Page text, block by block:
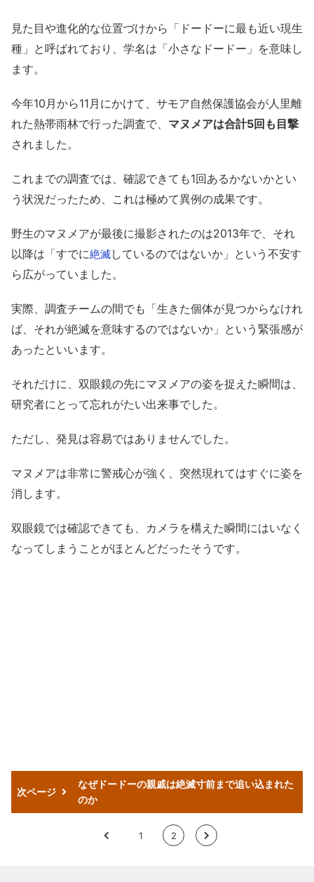
見た目や進化的な位置づけから「ドードーに最も近い現生
種」と呼ばれており、学名は「小さなドードー」を意味し
ます。
今年10月から11月にかけて、サモア自然保護協会が人里離
れた熱帯雨林で行った調査で、 マヌメアは合計5回も目撃
されました。
これまでの調査では、確認できても1回あるかないかとい
う状況だったため、これは極めて異例の成果です。
野生のマヌメアが最後に撮影されたのは2013年で、それ
以降は「すでに絶滅しているのではないか」という不安す
ら広がっていました。
実際、調査チームの間でも「生きた個体が見つからなけれ
ば、それが絶滅を意味するのではないか」という緊張感が
あったといいます。
それだけに、双眼鏡の先にマヌメアの姿を捉えた瞬間は、
研究者にとって忘れがたい出来事でした。
ただし、発見は容易ではありませんでした。
マヌメアは非常に警戒心が強く、突然現れてはすぐに姿を
消します。
双眼鏡では確認できても、カメラを構えた瞬間にはいなく
なってしまうことがほとんどだったそうです。
次ページ
なぜドードーの親戚は絶滅寸前まで追い込まれた
のか
< 1 2 >